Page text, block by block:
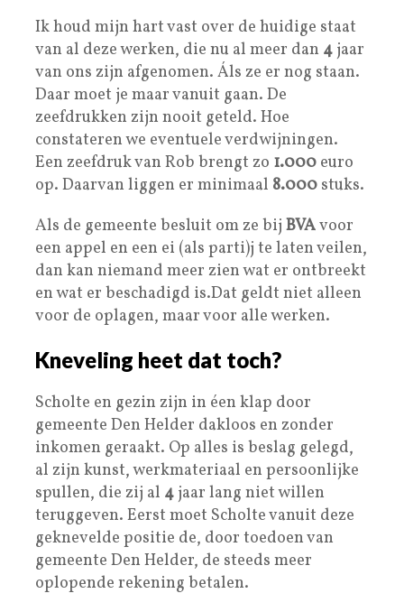
Ik houd mijn hart vast over de huidige staat
van al deze werken, die nu al meer dan 4 jaar
van ons zijn afgenomen. Áls ze er nog staan.
Daar moet je maar vanuit gaan. De
zeefdrukken zijn nooit geteld. Hoe
constateren we eventuele verdwijningen.
Een zeefdruk van Rob brengt zo 1.000 euro
op. Daarvan liggen er minimaal 8.000 stuks.
Als de gemeente besluit om ze bij BVAvoor
een appel en een ei (als parti)j te laten veilen,
dan kan niemand meer zien wat er ontbreekt
en wat er beschadigd is.Dat geldt niet alleen
voor de oplagen, maar voor alle werken.
Kneveling heet dat toch?
Scholte en gezin zijn in éen klap door
gemeente Den Helder dakloos en zonder
inkomen geraakt. Op alles is beslag gelegd,
al zijn kunst, werkmateriaal en persoonlijke
spullen, die zij al 4 jaar lang niet willen
teruggeven. Eerst moet Scholte vanuit deze
geknevelde positie de, door toedoen van
gemeente Den Helder, de steeds meer
oplopende rekening betalen.